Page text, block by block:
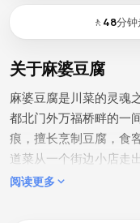
🚶 48分钟
关于麻婆豆腐
麻婆豆腐是川菜的灵魂
都北门外万福桥畔的一
痕，擅长烹制豆腐，食
道菜从一个街边小店走
成都的「陈麻婆豆腐店
阅读更多